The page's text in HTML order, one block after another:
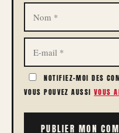
NOM
E-
MAIL
NOTIFIEZ-MOI DES
VOUS POUVEZ AUSSI VOUS